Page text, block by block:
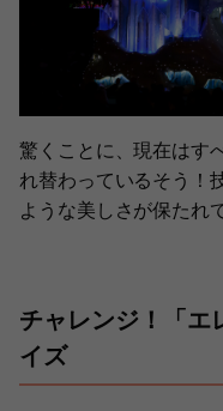
驚くことに、現在はす
れ替わっているそう！
ような美しさが保たれ
チャレンジ！「エ
イズ